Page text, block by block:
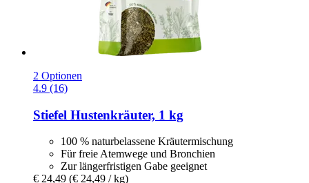
2 Optionen
4.9 (16)
Stiefel Hustenkräuter, 1 kg
100 % naturbelassene Kräutermischung
Für freie Atemwege und Bronchien
Zur längerfristigen Gabe geeignet
€ 24,49 (€ 24,49 / kg)